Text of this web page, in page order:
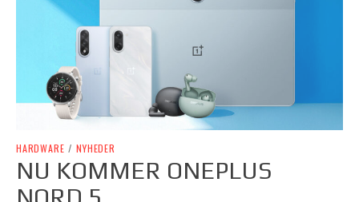
HARDWARE / NYHEDER
NU KOMMER ONEPLUS